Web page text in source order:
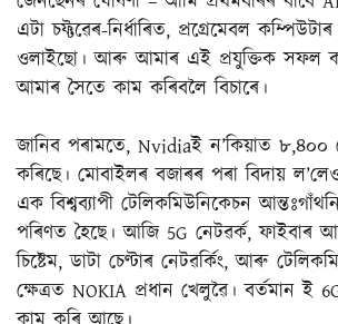
এটা চফ্টৱেৰ-নিৰ্ধাৰিত, প্ৰগ্ৰেমেবল
ওলাইছো। আৰু আমাৰ এই প্ৰযুক্তিক সফল
আমাৰ সৈতে কাম কৰিবলৈ বিচাৰে।
জানিব পৰামতে, Nvidiaই ন’কিয়াত ৮,৪০০
কৰিছে। মোবাইলৰ বজাৰৰ পৰা বিদায়
এক বিশ্বব্যাপী টেলিকমিউনিকেচন
পৰিণত হৈছে। আজি 5G নেটৱৰ্ক, ফাইবাৰ
চিষ্টেম, ডাটা চেণ্টাৰ নেটৱৰ্কিং, আৰু
ক্ষেত্ৰত NOKIA প্ৰধান খেলুৱৈ। বৰ্তমান ই